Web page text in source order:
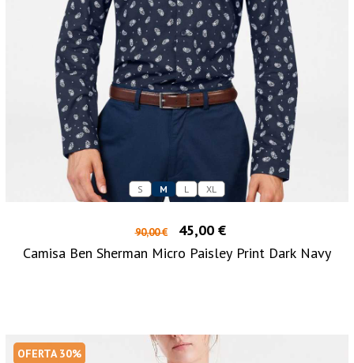
S M L XL
90,00 €
45,00 €
Camisa Ben Sherman Micro Paisley Print Dark Navy
OFERTA 30%